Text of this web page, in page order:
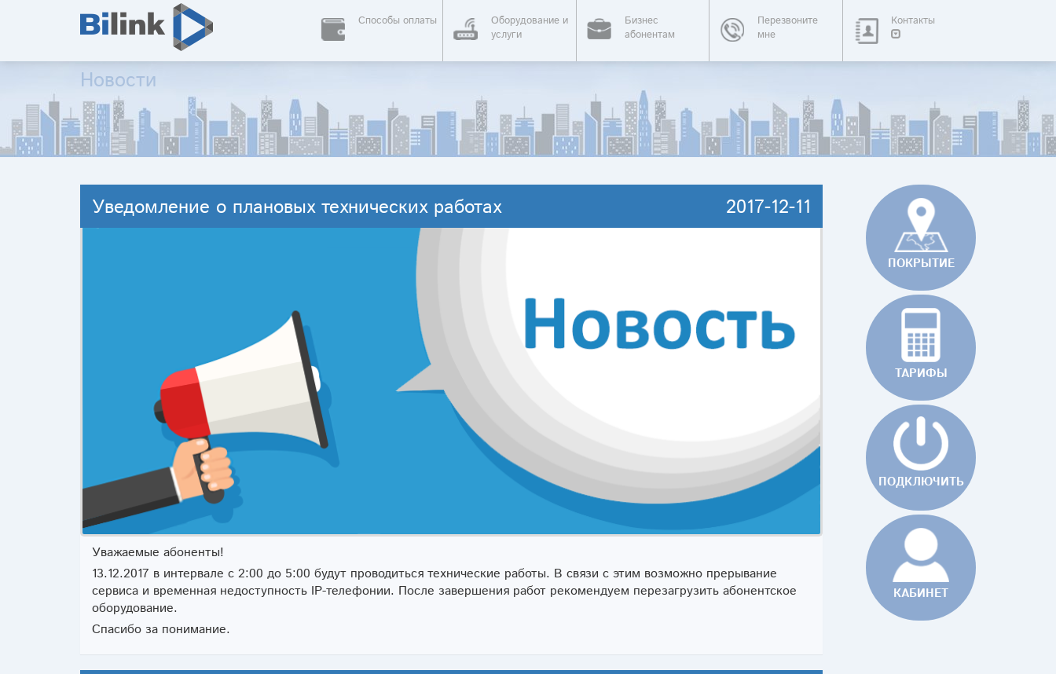
Способы оплаты
Оборудование и
услуги
Бизнес
абонентам
Перезвоните
мне
Контакты
Новости
Уведомление о плановых технических работах 2017-12-11
Уважаемые абоненты!
13.12.2017 в интервале с 2:00 до 5:00 будут проводиться технические работы. В связи с этим возможно прерывание
сервиса и временная недоступность IP-телефонии. После завершения работ рекомендуем перезагрузить абонентское
оборудование.
Спасибо за понимание.
ПОКРЫТИЕ
TAРИФЫ
ПОДКЛЮЧИТЬ
КАБИНЕТ